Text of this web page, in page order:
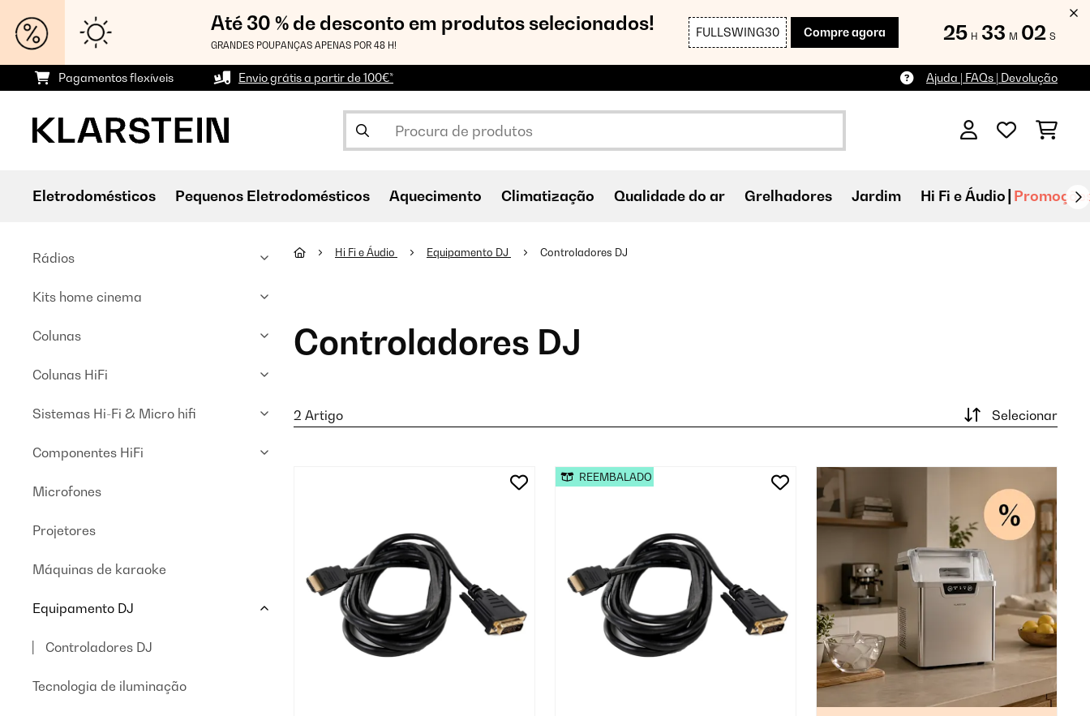
Até 30 % de desconto em produtos selecionados!
GRANDES POUPANÇAS APENAS POR 48 H!
FULLSWING30 Compre agora 25 H 33 M 00 S
Pagamentos flexíveis Envio grátis a partir de 100€* Ajuda | FAQs | Devolução
Eletrodomésticos Pequenos Eletrodomésticos Aquecimento Climatização Qualidade do ar Grelhadores Jardim Hi Fi e Áudio
Rádios
Kits home cinema
Colunas
Colunas HiFi
Sistemas Hi-Fi & Micro hifi
Componentes HiFi
Microfones
Projetores
Máquinas de karaoke
Equipamento DJ
Controladores DJ
Tecnologia de iluminação
Hi Fi e Áudio Equipamento DJ Controladores DJ
Controladores DJ
2 Artigo Selecionar
REEMBALADO